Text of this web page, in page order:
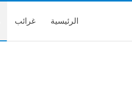
الرئيسية غرائب